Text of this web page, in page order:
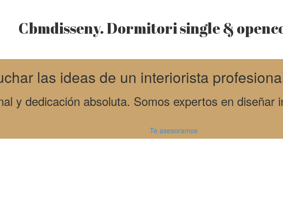
Cbmdisseny. Dormitori single &
las ideas de un interiorista
y dedicación absoluta. Somos expertos en diseñar
Te asesoramos